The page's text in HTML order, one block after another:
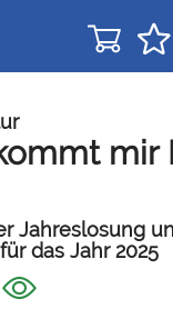
mir
Jahreslosung
das Jahr 2025